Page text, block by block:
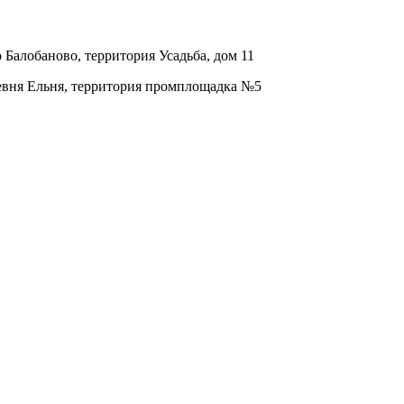
территория Усадьба, дом 11
Ельня, территория промплощадка №5